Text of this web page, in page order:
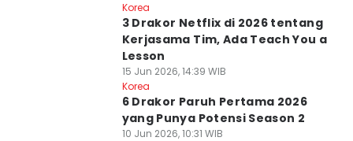
Korea
3 Drakor Netflix di 2026 tentang
Kerjasama Tim, Ada Teach You a
Lesson
15 Jun 2026, 14:39 WIB
Korea
6 Drakor Paruh Pertama 2026
yang Punya Potensi Season 2
10 Jun 2026, 10:31 WIB